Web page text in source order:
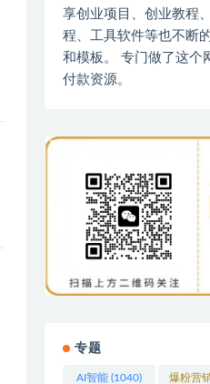
享创业项目、创业教程
程、工具软件等也不断
和模板。 专门做了这个
付款资源。
专题
AI智能 (1040) 爆粉营